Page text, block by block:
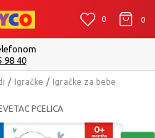
0 0
98 40
Igračke
Igračke za bebe
PCELICA